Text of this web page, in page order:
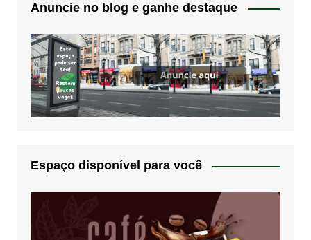
Anuncie no blog e ganhe destaque
Espaço disponível para você